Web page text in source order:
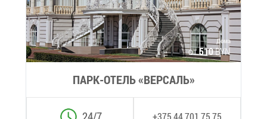
До­ма
от510BYN
ПАРК-ОТЕЛЬ «ВЕР­САЛЬ»
+375 44 701 75 75